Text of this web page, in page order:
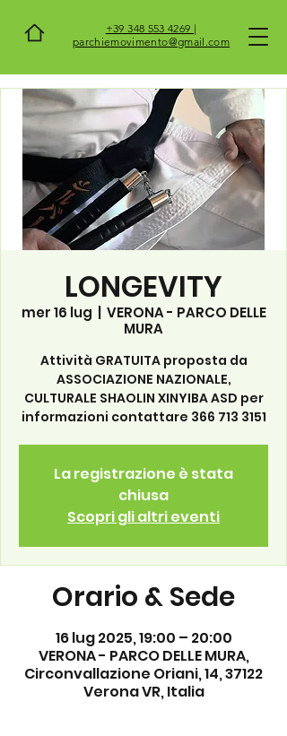
+39 348 553 4269 |
parchiemovimento@gmail.com
LONGEVITY
mer 16 lug
VERONA - PARCO DELLE
MURA
Attività GRATUITA proposta da
ASSOCIAZIONE NAZIONALE,
CULTURALE SHAOLIN XINYIBA ASD per
informazioni contattare 366 713 3151
La registrazione è stata
chiusa
Scopri gli altri eventi
Orario & Sede
16 lug 2025, 19:00 – 20:00
VERONA - PARCO DELLE MURA,
Circonvallazione Oriani, 14, 37122
Verona VR, Italia